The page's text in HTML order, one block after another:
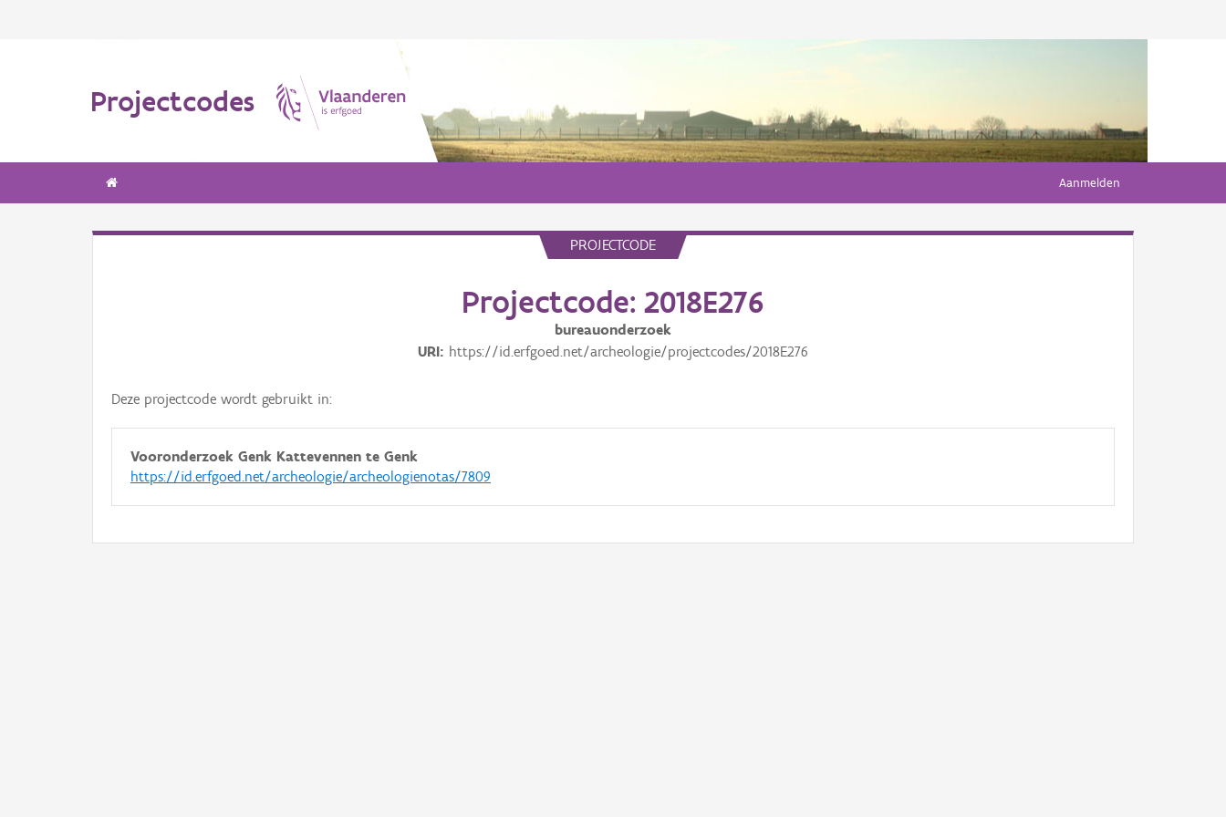
Projectcodes
Aanmelden
PROJECTCODE
Projectcode: 2018E276
bureauonderzoek
URI https://id.erfgoed.net/archeologie/projectcodes/2018E276
Deze projectcode wordt gebruikt in:
Vooronderzoek Genk Kattevennen te Genk
https://id.erfgoed.net/archeologie/archeologienotas/7809